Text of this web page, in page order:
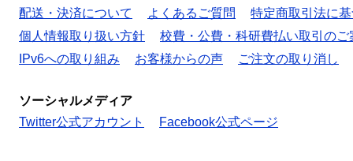
配送・決済について
よくあるご質問
特定商取引法に
個人情報取り扱い方針
校費・公費・科研費払い取引のご
IPv6への取り組み
お客様からの声 ご注文の取り消し
ソーシャルメディア
Twitter公式アカウント
Facebook公式ページ